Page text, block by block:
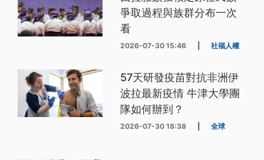
爭取過程與族群分布一次
看
2026-07-30 15:46 社福人權
57天研發疫苗對抗非洲伊
波拉最新疫情 牛津大學團
隊如何辦到？
2026-07-30 18:38 全球